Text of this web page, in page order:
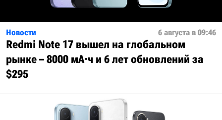
Новости 6 августа в 09:46
Redmi Note 17 вышел на глобальном
рынке – 8000 мА·ч и 6 лет обновлений за
$295